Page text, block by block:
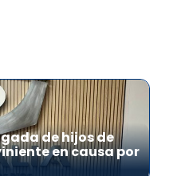
de hijos de
en causa por